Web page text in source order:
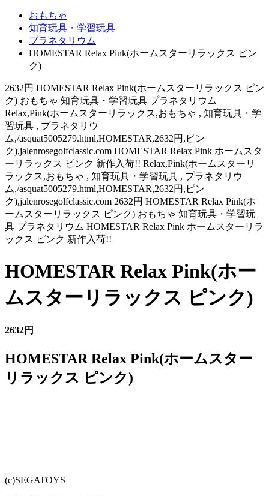
おもちゃ
知育玩具・学習玩具
プラネタリウム
HOMESTAR Relax Pink(ホームスターリラックス ピン
ク)
2632円 HOMESTAR Relax Pink(ホームスターリラックス ピン
ク) おもちゃ 知育玩具・学習玩具 プラネタリウム
Relax,Pink(ホームスターリラックス,おもちゃ , 知育玩具・学
習玩具 , プラネタリウ
ム,/asquat5005279.html,HOMESTAR,2632円,ピン
ク),jalenrosegolfclassic.com HOMESTAR Relax Pink ホームスタ
ーリラックス ピンク 新作入荷!! Relax,Pink(ホームスターリ
ラックス,おもちゃ , 知育玩具・学習玩具 , プラネタリウ
ム,/asquat5005279.html,HOMESTAR,2632円,ピン
ク),jalenrosegolfclassic.com 2632円 HOMESTAR Relax Pink(ホ
ームスターリラックス ピンク) おもちゃ 知育玩具・学習玩
具 プラネタリウム HOMESTAR Relax Pink ホームスターリラ
ックス ピンク 新作入荷!!
HOMESTAR Relax Pink(ホー
ムスターリラックス ピンク)
2632円
HOMESTAR Relax Pink(ホームスター
リラックス ピンク)
(c)SEGATOYS